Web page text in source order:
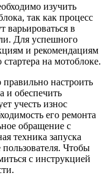
изучить
так как процесс
варьироваться в
Для успешного
и рекомендациям
на мотоблоке.
настроить
и обеспечить
учесть износ
его ремонта
обращение с
техника запуска
Чтобы
с инструкцией